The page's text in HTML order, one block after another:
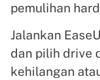
pemulihan
Jalankan
dan pilih drive
kehilangan